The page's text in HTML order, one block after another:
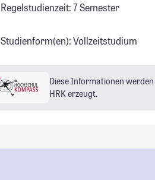
Regelstudienzeit: 7 Semester
Studienform(en): Vollzeitstudium
Diese Informationen
HRK erzeugt.